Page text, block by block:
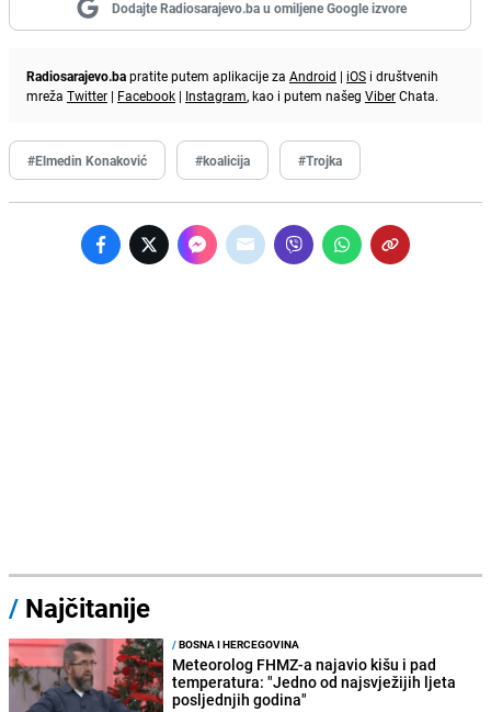
Dodajte Radiosarajevo.ba u omiljene Google izvore
Radiosarajevo.bapratite putem aplikacije za Android | iOS i društvenih
mreža Twitter | Facebook | Instagram, kao i putem našeg ViberChata.
#Elmedin Konaković #koalicija #Trojka
/ Najčitanije
/BOSNA I HERCEGOVINA
Meteorolog FHMZ-a najavio kišu i pad
temperatura: "Jedno od najsvježijih ljeta
posljednjih godina"